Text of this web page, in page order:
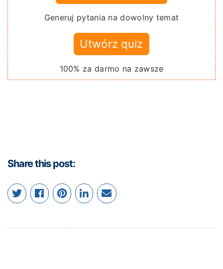
Generuj pytania na dowolny temat
Utwórz quiz
100% za darmo na zawsze
Share this post: